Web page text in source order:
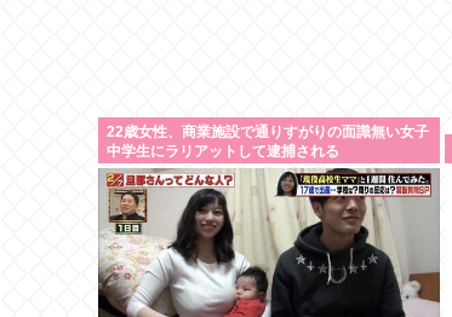
22歳女性、商業施設で通りすがりの面識無い女子
中学生にラリアットして逮捕される